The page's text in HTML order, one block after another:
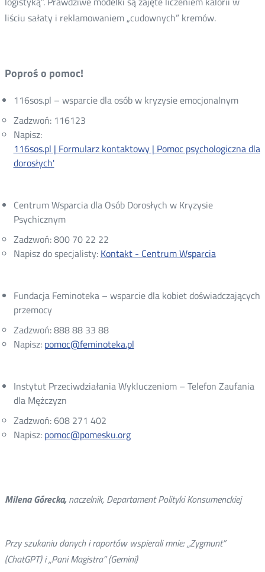
liściu sałaty i reklamowaniem „cudownych” kremów.
Poproś o pomoc!
116sos.pl – wsparcie dla osób w kryzysie emocjonalnym
Zadzwoń: 116123
Napisz:
116sos.pl | Formularz kontaktowy | Pomoc psychologiczna dla
dorosłych'
Centrum Wsparcia dla Osób Dorosłych w Kryzysie
Psychicznym
Zadzwoń: 800 70 22 22
Napisz do specjalisty: Kontakt - Centrum Wsparcia
Fundacja Feminoteka – wsparcie dla kobiet doświadczających
przemocy
Zadzwoń: 888 88 33 88
Napisz: pomoc@feminoteka.pl
Instytut Przeciwdziałania Wykluczeniom – Telefon Zaufania
dla Mężczyzn
Zadzwoń: 608 271 402
Napisz: pomoc@pomesku.org
Milena Górecka, naczelnik, Departament Polityki Konsumenckiej
Przy szukaniu danych i raportów wspierali mnie: „Zygmunt”
(ChatGPT) i „Pani Magistra” (Gemini)